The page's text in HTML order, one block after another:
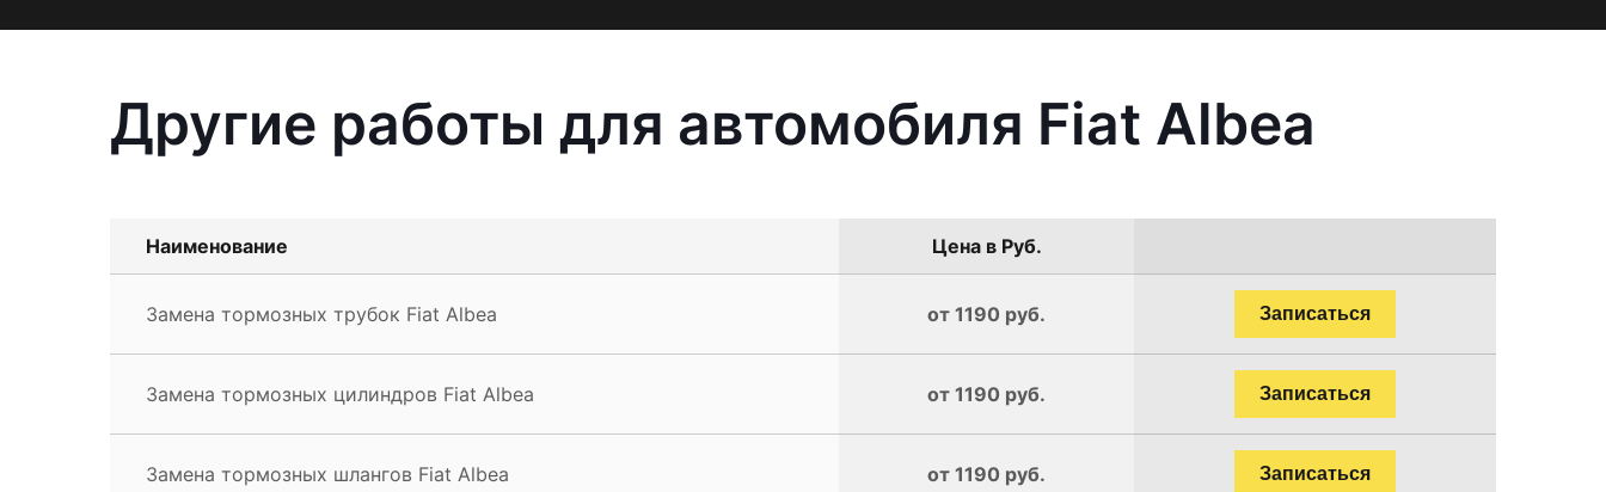
Другие работы для автомобиля Fiat Albea
Наименование Цена в Руб.
Замена тормозных трубок Fiat Albea от 1190 руб. Записаться
Замена тормозных цилиндров Fiat Albea от 1190 руб. Записаться
Замена тормозных шлангов Fiat Albea от 1190 руб. Записаться